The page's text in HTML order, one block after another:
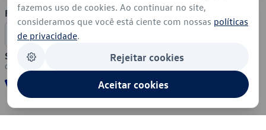
Formas de Pagamento
Segurança
fazemos uso de cookies. Ao continuar no site,
consideramos que você está ciente com nossas políticas
de privacidade.
Rejeitar cookies
Aceitar cookies